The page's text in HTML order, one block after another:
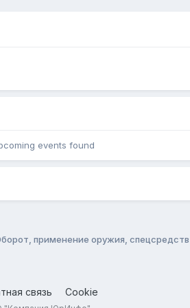
events found
применение оружия, спецсредств
связь Cookie